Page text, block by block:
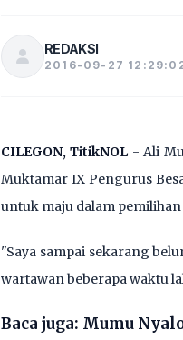
REDAKSI
2016-09-27
CILEGON, TitikNOL - Ali
Muktamar IX Pengurus
untuk maju dalam
"Saya sampai sekarang
wartawan beberapa waktu
Baca juga: Mumu